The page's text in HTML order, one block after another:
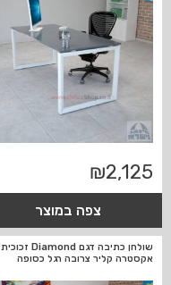
₪2,125
צפה במוצר
שולחן כתיבה דגם Diamond זכוכית
אקסטרה קליר צרובה רגל כסופה